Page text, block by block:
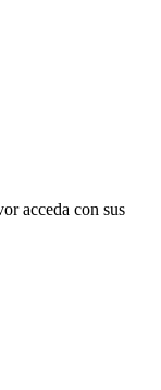
acceda con sus